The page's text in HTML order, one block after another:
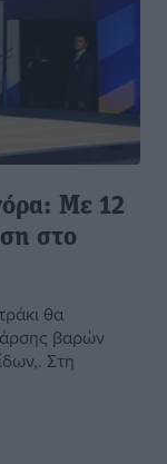
Με 12
στο
θα
βαρών
Στη